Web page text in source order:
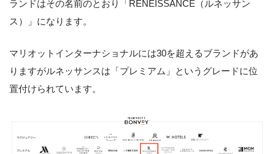
ランドはその名前のとおり「RENEISSANCE（ルネッサン
ス）」になります。
マリオットインターナショナルには30を超えるブランドがあ
りますがルネッサンスは「プレミアム」というグレードに位
置付けられています。